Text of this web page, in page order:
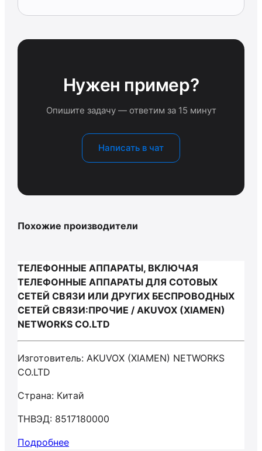
Нужен пример?
Опишите задачу — ответим за 15 минут
Написать в чат
Похожие производители
ТЕЛЕФОННЫЕ АППАРАТЫ, ВКЛЮЧАЯ
ТЕЛЕФОННЫЕ АППАРАТЫ ДЛЯ СОТОВЫХ
СЕТЕЙ СВЯЗИ ИЛИ ДРУГИХ БЕСПРОВОДНЫХ
СЕТЕЙ СВЯЗИ:ПРОЧИЕ / AKUVOX (XIAMEN)
NETWORKS CO.LTD
Изготовитель: AKUVOX (XIAMEN) NETWORKS
CO.LTD
Страна: Китай
ТНВЭД: 8517180000
Подробнее